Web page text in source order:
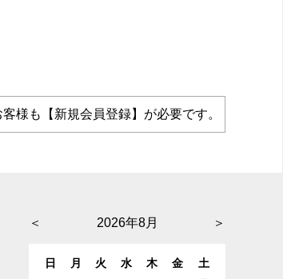
様も【新規会員登録】が必要です。
＜ ＞
2026年8月
日 月 火 水 木 金
土